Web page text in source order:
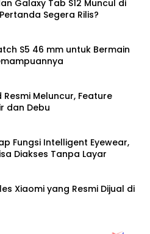
Galaxy Tab S12 Muncul di
Segera Rilis?
S5 46 mm untuk Bermain
Resmi Meluncur, Feature
dan Debu
Fungsi Intelligent Eyewear,
Diakses Tanpa Layar
Xiaomi yang Resmi Dijual di